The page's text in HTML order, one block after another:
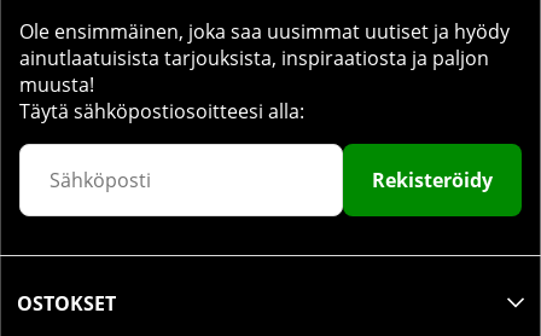
Ole ensimmäinen, joka saa uusimmat uutiset ja hyödy
ainutlaatuisista tarjouksista, inspiraatiosta ja paljon
muusta!
Täytä sähköpostiosoitteesi alla:
Rekisteröidy
OSTOKSET